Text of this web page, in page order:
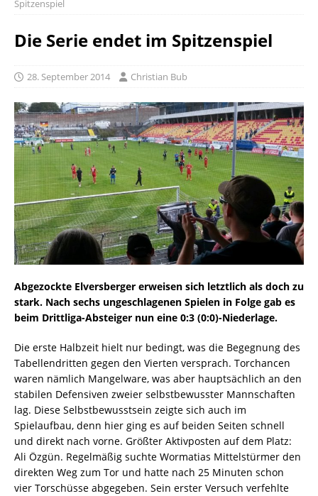
Spitzenspiel
Die Serie endet im Spitzenspiel
28. September 2014 Christian Bub
Abgezockte Elversberger erweisen sich letztlich als doch zu
stark. Nach sechs ungeschlagenen Spielen in Folge gab es
beim Drittliga-Absteiger nun eine 0:3 (0:0)-Niederlage.
Die erste Halbzeit hielt nur bedingt, was die Begegnung des
Tabellendritten gegen den Vierten versprach. Torchancen
waren nämlich Mangelware, was aber hauptsächlich an den
stabilen Defensiven zweier selbstbewusster Mannschaften
lag. Diese Selbstbewusstsein zeigte sich auch im
Spielaufbau, denn hier ging es auf beiden Seiten schnell
und direkt nach vorne. Größter Aktivposten auf dem Platz:
Ali Özgün. Regelmäßig suchte Wormatias Mittelstürmer den
direkten Weg zum Tor und hatte nach 25 Minuten schon
vier Torschüsse abgegeben. Sein erster Versuch verfehlte